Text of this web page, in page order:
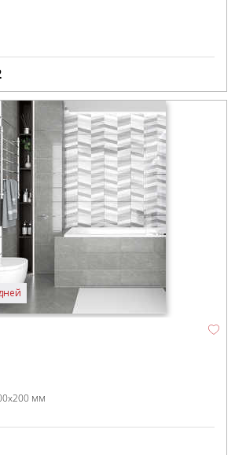
мм